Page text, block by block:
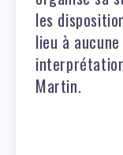
les
lieu à
Martin.